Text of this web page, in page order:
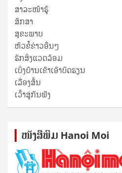
ສາລະໜ້າຮູ້
ສຶກສາ
ສຸ​ຂະ​ພາບ
ຫົວຂໍ້ຂ່າວອື່ນໆ
ຮັກສິ່ງແວດລ້ອມ
ເບິ່ງບ້ານເຂົາເອົາບົດຮຽນ
ເລື່ອງສັ້ນ
ເວົ້າສູ່ກັນຟັງ
ໜັງ​ສື​ພິມ Hanoi Moi